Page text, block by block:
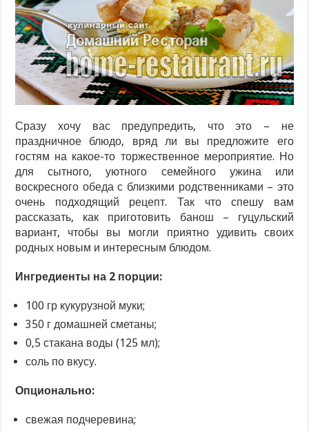
Сразу хочу вас предупредить, что это – не
праздничное блюдо, вряд ли вы предложите его
гостям на какое-то торжественное мероприятие. Но
для сытного, уютного семейного ужина или
воскресного обеда с близкими родственниками – это
очень подходящий рецепт. Так что спешу вам
рассказать, как приготовить банош – гуцульский
вариант, чтобы вы могли приятно удивить своих
родных новым и интересным блюдом.
Ингредиенты на 2 порции:
100 гр кукурузной муки;
350 г домашней сметаны;
0,5 стакана воды (125 мл);
соль по вкусу.
Опционально:
свежая подчеревина;